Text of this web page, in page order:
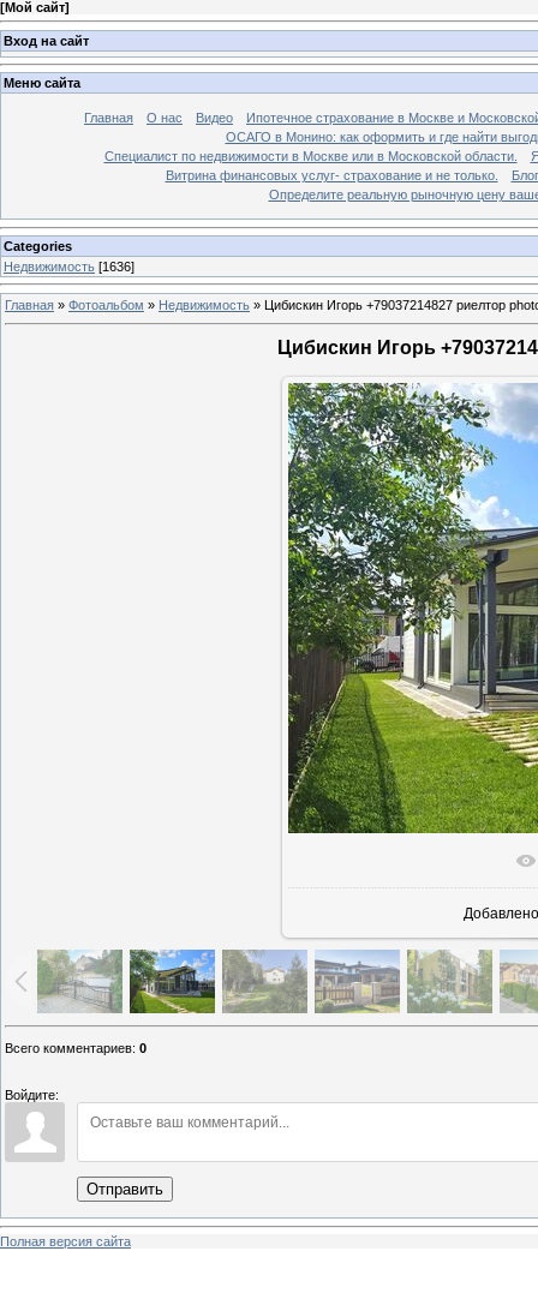
[Мой сайт]
Вход на сайт
Меню сайта
Главная О нас Видео
Ипотечное страхование в Москве и
ОСАГО в Монино: как оформить и где найти
Специалист по недвижимости в Москве или в Московской области.
Витрина финансовых услуг- страхование и не только.
Блог
Определите реальную рыночную цену
Categories
Недвижимость [1636]
Главная » Фотоальбом » Недвижимость » Цибискин Игорь +79037214827 риелтор
Цибискин Игорь
В
Добавлено
Всего комментариев: 0
Войдите:
Отправить
Полная версия сайта